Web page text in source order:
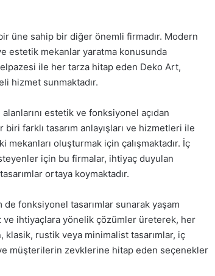
üne sahip bir diğer önemli firmadır. Modern
estetik mekanlar yaratma konusunda
ile her tarza hitap eden Deko Art,
hizmet sunmaktadır.
estetik ve fonksiyonel açıdan
farklı tasarım anlayışları ve hizmetleri ile
oluşturmak için çalışmaktadır. İç
için bu firmalar, ihtiyaç duyulan
ortaya koymaktadır.
fonksiyonel tasarımlar sunarak yaşam
ve ihtiyaçlara yönelik çözümler üreterek, her
rustik veya minimalist tasarımlar, iç
müşterilerin zevklerine hitap eden seçenekler